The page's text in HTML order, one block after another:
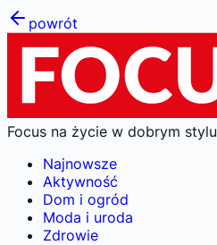
powrót
Focus na życie w dobrym stylu
Najnowsze
Aktywność
Dom i ogród
Moda i uroda
Zdrowie